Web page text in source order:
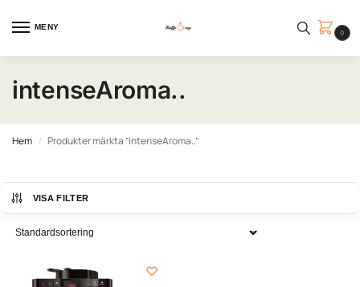
MENY
0
intenseAroma..
Hem / Produkter märkta ”intenseAroma..”
VISA FILTER